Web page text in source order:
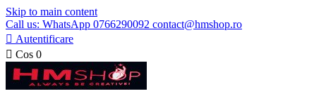
Skip to main content
Call us: WhatsApp 0766290092 contact@hmshop.ro
 Autentificare
 Cos 0